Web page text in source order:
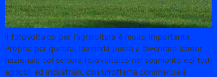
Il fotovoltaico per l’agricoltura è molto importante.
Proprio per questo, l’azienda punta a diventare leader
nazionale del settore fotovoltaico nel segmento dei tetti
agricoli ed industriali, con un’offerta commerciale